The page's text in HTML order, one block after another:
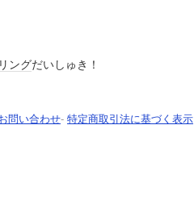
ングだいしゅき！
問い合わせ- 特定商取引法に基づく表示